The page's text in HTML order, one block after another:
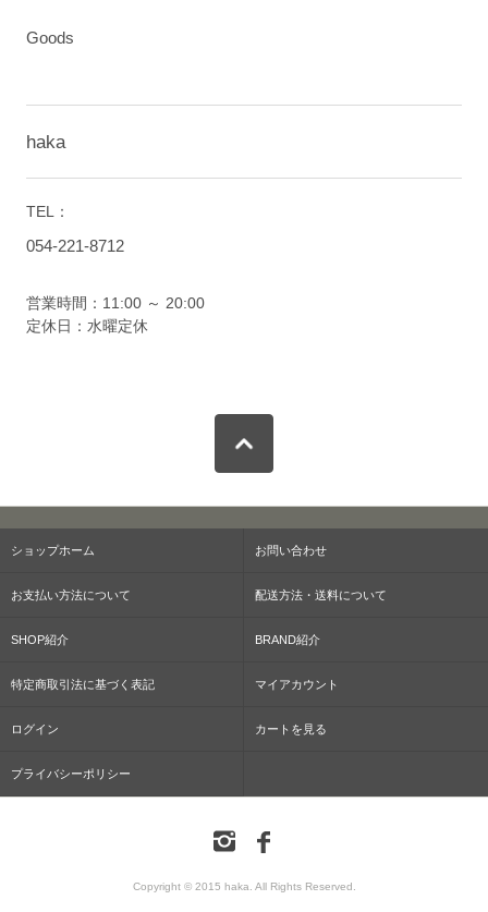
Goods
haka
TEL：
054-221-8712
営業時間：11:00 ～ 20:00
定休日：水曜定休
ショップホーム お問い合わせ
お支払い方法について 配送方法・送料について
SHOP紹介 BRAND紹介
特定商取引法に基づく表記 マイアカウント
ログイン カートを見る
プライバシーポリシー
Copyright © 2015 haka. All Rights Reserved.